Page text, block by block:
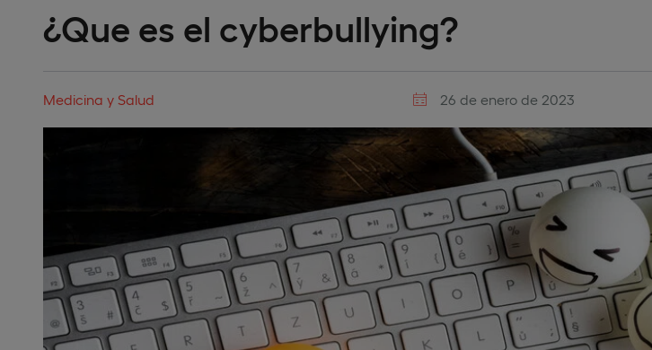
¿Que es el cyberbullying?
Medicina y Salud 26 de enero de 2023